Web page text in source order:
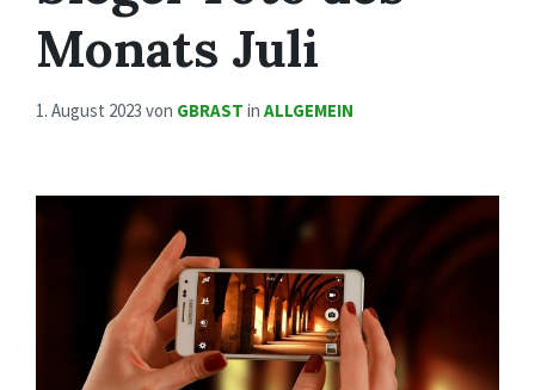
Monats Juli
1. August 2023 von GBRAST in ALLGEMEIN